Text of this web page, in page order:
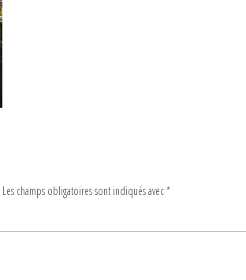
Les champs obligatoires sont indiqués avec*